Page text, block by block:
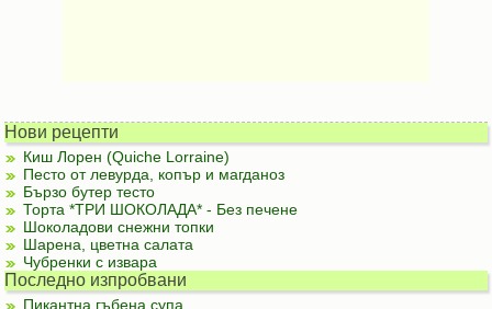
Нови рецепти
Киш Лорен (Quiche Lorraine)
Песто от левурда, копър и магданоз
Бързо бутер тесто
Торта *ТРИ ШОКОЛАДА* - Без печене
Шоколадови снежни топки
Шарена, цветна салата
Чубренки с извара
Последно изпробвани
Пикантна гъбена супа